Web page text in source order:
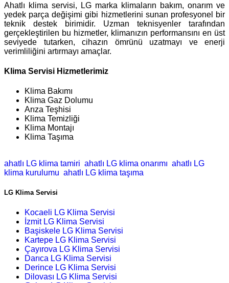
Ahatlı klima servisi, LG marka klimaların bakım, onarım ve
yedek parça değişimi gibi hizmetlerini sunan profesyonel bir
teknik destek birimidir. Uzman teknisyenler tarafından
gerçekleştirilen bu hizmetler, klimanızın performansını en üst
seviyede tutarken, cihazın ömrünü uzatmayı ve enerji
verimliliğini artırmayı amaçlar.
Klima Servisi Hizmetlerimiz
Klima Bakımı
Klima Gaz Dolumu
Arıza Teşhisi
Klima Temizliği
Klima Montajı
Klima Taşıma
ahatlı LG klima tamiri ahatlı LG klima onarımı ahatlı LG
klima kurulumu ahatlı LG klima taşıma
LG Klima Servisi
Kocaeli LG Klima Servisi
İzmit LG Klima Servisi
Başiskele LG Klima Servisi
Kartepe LG Klima Servisi
Çayırova LG Klima Servisi
Darıca LG Klima Servisi
Derince LG Klima Servisi
Dilovası LG Klima Servisi